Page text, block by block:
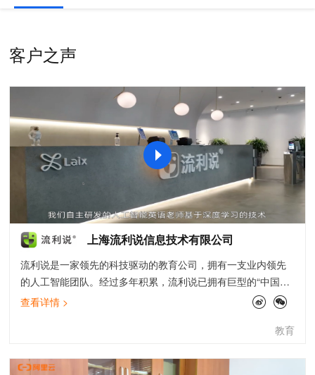
客户之声
上海流利说信息技术有限公司
流利说是一家领先的科技驱动的教育公司，拥有一支业内领先
的人工智能团队。经过多年积累，流利说已拥有巨型的“中国人
英语语音数据库”，截止至2019年6月30日，已累积实现记录大
发了领先的英语口语评测、写作打分引擎和深度自适应学习系
听、说、读、写多个维度提升用户的英语水平，并获得多项专
查看详情 >
教育